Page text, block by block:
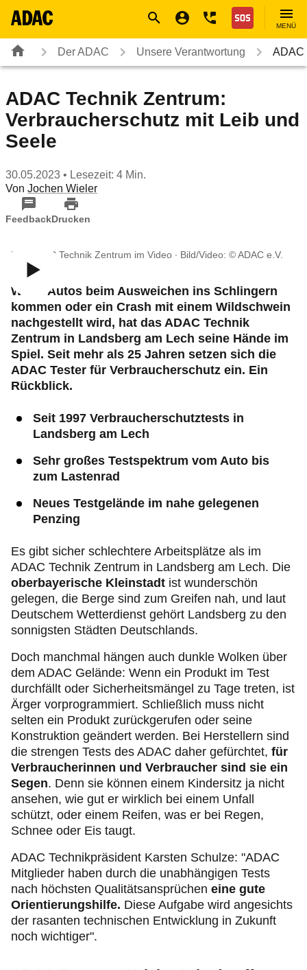
Nothilfe
MENÜ
Der ADAC Unsere Verantwortung ADAC
ADAC Technik Zentrum:
Verbraucherschutz mit Leib und
Seele
30.05.2023 • Lesezeit: 4 Min.
Von Jochen Wieler
FeedbackDrucken
Das ADAC Technik Zentrum im Video ∙ Bild/Video: © ADAC e.V.
Wenn Autos beim Ausweichen ins Schlingern
kommen oder ein Crash mit einem Wildschwein
nachgestellt wird, hat das ADAC Technik
Zentrum in Landsberg am Lech seine Hände im
Spiel. Seit mehr als 25 Jahren setzen sich die
ADAC Tester für Verbraucherschutz ein. Ein
Rückblick.
Seit 1997 Verbraucherschutztests in
Landsberg am Lech
Sehr großes Testspektrum vom Auto bis
zum Lastenrad
Neues Testgelände im nahe gelegenen
Penzing
Es gibt sicher schlechtere Arbeitsplätze als im
ADAC Technik Zentrum in Landsberg am Lech. Die
oberbayerische Kleinstadt ist wunderschön
gelegen, die Berge sind zum Greifen nah, und laut
Deutschem Wetterdienst gehört Landsberg zu den
sonnigsten Städten Deutschlands.
Doch manchmal hängen auch dunkle Wolken über
dem ADAC Gelände: Wenn ein Produkt im Test
durchfällt oder Sicherheitsmängel zu Tage treten, ist
Ärger vorprogrammiert. Schließlich muss nicht
selten ein Produkt zurückgerufen oder seine
Konstruktion geändert werden. Bei Herstellern sind
die strengen Tests des ADAC daher gefürchtet, für
Verbraucherinnen und Verbraucher sind sie ein
Segen. Denn sie können einem Kindersitz ja nicht
ansehen, wie gut er wirklich bei einem Unfall
schützt, oder einem Reifen, was er bei Regen,
Schnee oder Eis taugt.
ADAC Technikpräsident Karsten Schulze: "ADAC
Mitglieder haben durch die unabhängigen Tests
nach höchsten Qualitätsansprüchen eine gute
Orientierungshilfe. Diese Aufgabe wird angesichts
der rasanten technischen Entwicklung in Zukunft
noch wichtiger".